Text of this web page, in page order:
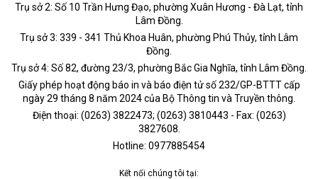
Trụ sở 2: Số 10 Trần Hưng Đạo, phường Xuân Hương - Đà Lạt, tỉnh
Lâm Đồng.
Trụ sở 3: 339 - 341 Thủ Khoa Huân, phường Phú Thủy, tỉnh Lâm
Đồng.
Trụ sở 4: Số 82, đường 23/3, phường Bắc Gia Nghĩa, tỉnh Lâm Đồng.
Giấy phép hoạt động báo in và báo điện tử số 232/GP-BTTT cấp
ngày 29 tháng 8 năm 2024 của Bộ Thông tin và Truyền thông.
Điện thoại: (0263) 3822473; (0263) 3810443 - Fax: (0263)
3827608.
Hotline: 0977885454
Kết nối chúng tôi tại: